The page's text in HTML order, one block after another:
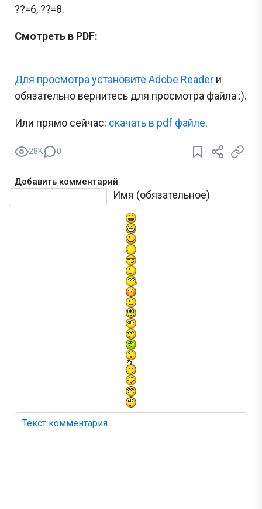
??=6, ??=8.
Смотреть в PDF:
Для просмотра установите Adobe Reader и
обязательно вернитесь для просмотра файла :).
Или прямо сейчас: cкачать в pdf файле.
28K 0
Добавить комментарий
Имя (обязательное)
Текст комментария